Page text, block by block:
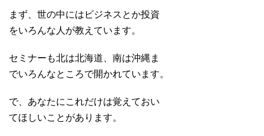
まず、世の中にはビジネスとか投資
をいろんな人が教えています。
セミナーも北は北海道、南は沖縄ま
でいろんなところで開かれています。
で、あなたにこれだけは覚えておい
てほしいことがあります。